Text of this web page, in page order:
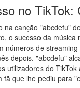
no TikTok:
na canção "abcdefu"
o sucesso da
números de
depois. "abcdefu"
utilizadores do
fã que lhe pediu para